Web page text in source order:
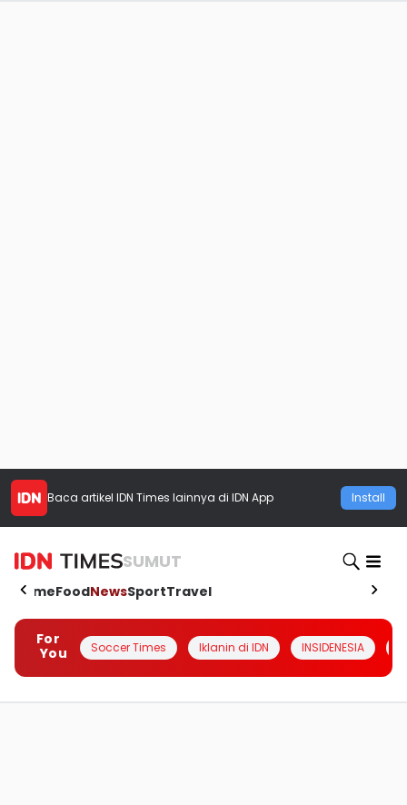
Baca artikel IDN Times lainnya di IDN App Install
SUMUT
HomeFoodNewsSportTravel
For
You
Soccer Times Iklanin di IDN INSIDENESIA